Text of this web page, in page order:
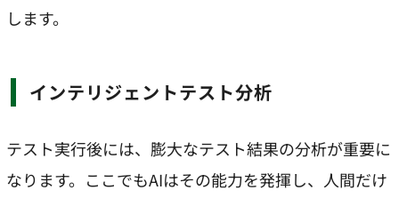
します。
インテリジェントテスト分析
テスト実行後には、膨大なテスト結果の分析が重要に
なります。ここでもAIはその能力を発揮し、人間だけ